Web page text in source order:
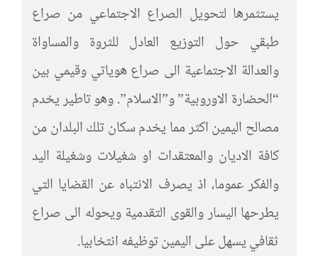
يستثمرها لتحويل الصراع الاجتماعي من صراع
طبقي حول التوزيع العادل للثروة والمساواة
والعدالة الاجتماعية الى صراع هوياتي وقيمي بين
“الحضارة الاوروبية” و”الاسلام”. وهو تاطير يخدم
مصالح اليمين اكثر مما يخدم سكان تلك البلدان من
كافة الاديان والمعتقدات او شغيلات وشغيلة اليد
والفكر عموما، اذ يصرف الانتباه عن القضايا التي
يطرحها اليسار والقوى التقدمية ويحوله الى صراع
ثقافي يسهل على اليمين توظيفه انتخابيا.